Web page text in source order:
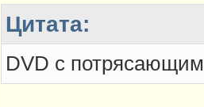
Цитата:
DVD с